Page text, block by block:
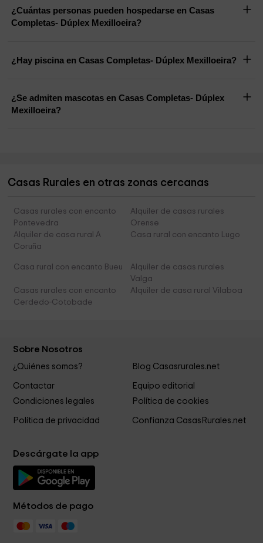
¿Cuántas personas pueden hospedarse en Casas
Completas- Dúplex Mexilloeira?
¿Hay piscina en Casas Completas- Dúplex Mexilloeira?
¿Se admiten mascotas en Casas Completas- Dúplex
Mexilloeira?
Casas Rurales en otras zonas cercanas
Casas rurales con encanto
Pontevedra
Alquiler de casas rurales
Orense
Alquiler de casa rural A
Coruña
Casa rural con encanto Lugo
Casa rural con encanto Bueu
Alquiler de casas rurales
Valga
Casas rurales con encanto
Cerdedo-Cotobade
Alquiler de casa rural Vilaboa
Sobre Nosotros
¿Quiénes somos? Blog Casasrurales.net
Contactar
Equipo editorial
Condiciones legales
Política de cookies
Política de privacidad Confianza CasasRurales.net
Descárgate la app
Métodos de pago